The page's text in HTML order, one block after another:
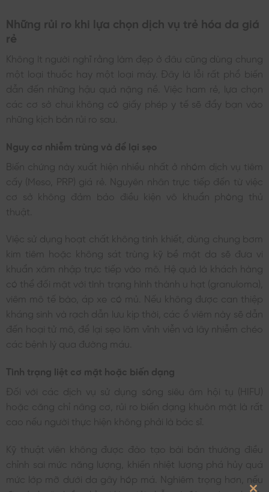
Những rủi ro khi lựa chọn dịch vụ trẻ hóa da giá
rẻ
Không ít người nghĩ rằng làm đẹp ở đâu cũng dùng chung
một loại thuốc hay một loại máy. Đây là lỗi rất phổ biến
dẫn đến những hậu quả nặng nề. Việc ham rẻ, lựa chọn
các cơ sở chui không có giấy phép y tế sẽ đẩy bạn vào
những kịch bản rủi ro sau.
Nguy cơ nhiễm trùng và để lại sẹo
Biến chứng này xuất hiện nhiều nhất ở nhóm dịch vụ tiêm
cấy (Meso, PRP) giá rẻ. Nguyên nhân trực tiếp đến từ việc
cơ sở không đảm bảo điều kiện vô khuẩn phòng thủ
thuật.
Việc sử dụng hoạt chất không tinh khiết, dùng chung bơm
kim tiêm hoặc không sát trùng kỹ bề mặt da sẽ đưa vi
khuẩn xâm nhập trực tiếp vào mô. Hệ quả là khách hàng
có thể đối mặt với tình trạng hình thành u hạt (granuloma),
viêm mô tế bào, áp xe có mủ. Nếu không được can thiệp
kháng sinh và rạch dẫn lưu kịp thời, các ổ viêm này sẽ dẫn
đến hoại tử mô, để lại sẹo lõm vĩnh viễn và lây nhiễm chéo
các bệnh lý qua đường máu.
Tình trạng liệt cơ mặt hoặc biến dạng
Đối với các dịch vụ sử dụng sóng siêu âm hội tụ (HIFU)
hoặc căng chỉ nâng cơ, rủi ro biến dạng khuôn mặt là rất
cao nếu người thực hiện không phải là bác sĩ.
Kỹ thuật viên không được đào tạo bài bản thường điều
chỉnh sai mức năng lượng, khiến nhiệt lượng phá hủy quá
mức lớp mỡ dưới da gây hóp má. Nghiêm trọng hơn, nếu